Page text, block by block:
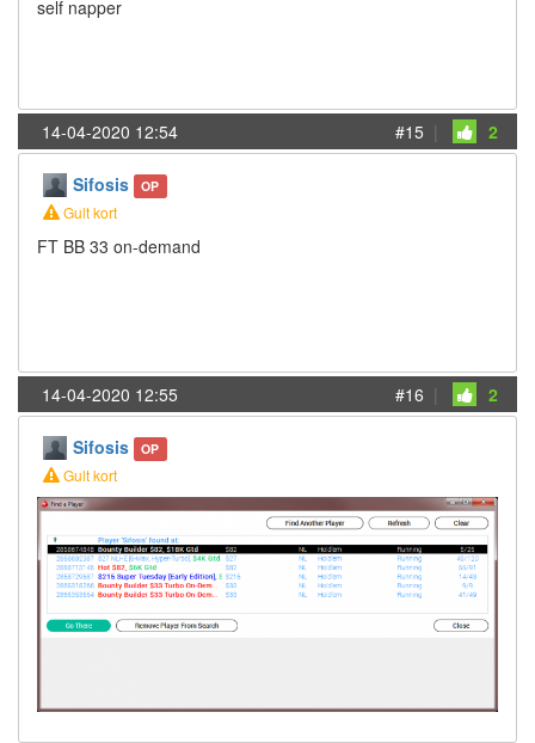
self napper
14-04-2020 12:54 #15 | 2
Sifosis OP
Gult kort
FT BB 33 on-demand
14-04-2020 12:55 #16 | 2
Sifosis OP
Gult kort